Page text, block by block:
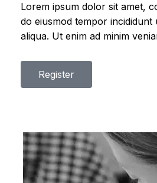
Lorem ipsum dolor sit amet,
do eiusmod tempor
aliqua. Ut enim ad minim
Register